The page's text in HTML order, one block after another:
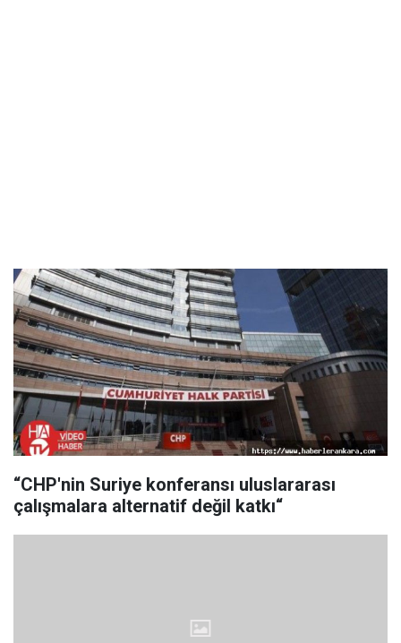
“CHP'nin Suriye konferansı uluslararası
çalışmalara alternatif değil katkı“